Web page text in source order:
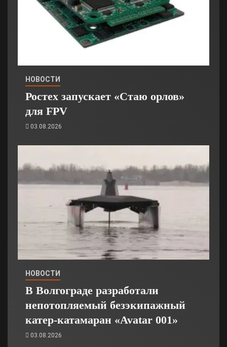
НОВОСТИ
Ростех запускает «Стаю орлов»
для FPV
03.08.2026
НОВОСТИ
В Волгограде разработали
непотопляемый безэкипажный
катер-катамаран «Avatar 001»
03.08.2026